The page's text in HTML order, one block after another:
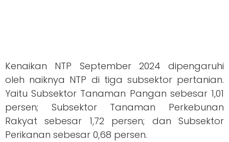
Kenaikan NTP September 2024 dipengaruhi
oleh naiknya NTP di tiga subsektor pertanian.
Yaitu Subsektor Tanaman Pangan sebesar 1,01
persen; Subsektor Tanaman Perkebunan
Rakyat sebesar 1,72 persen; dan Subsektor
Perikanan sebesar 0,68 persen.